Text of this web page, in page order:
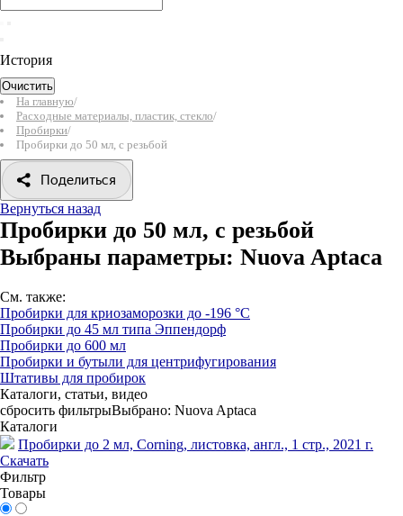
История
Очистить
На главную/
Расходные материалы, пластик, стекло/
Пробирки/
Пробирки до 50 мл, с резьбой
Поделиться
Вернуться назад
Пробирки до 50 мл, с резьбой
Выбраны параметры: Nuova Aptaca
См. также:
Пробирки для криозаморозки до -196 °С
Пробирки до 45 мл типа Эппендорф
Пробирки до 600 мл
Пробирки и бутыли для центрифугирования
Штативы для пробирок
Каталоги, статьи, видео
сбросить фильтрыВыбрано: Nuova Aptaca
Каталоги
Пробирки до 2 мл, Corning, листовка, англ., 1 стр., 2021 г.
Скачать
Фильтр
Товары